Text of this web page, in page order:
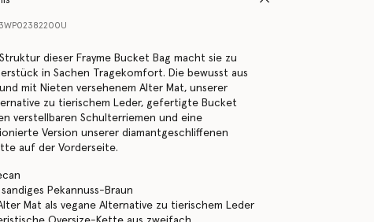
dieser Frayme Bucket Bag macht sie zu
in Sachen Tragekomfort. Die bewusst aus
mit Nieten versehenem Alter Mat, unserer
zu tierischem Leder, gefertigte Bucket
verstellbaren Schulterriemen und eine
Version unserer diamantgeschliffenen
auf der Vorderseite.
sandiges Pekannuss-Braun
Mat als vegane Alternative zu tierischem Leder